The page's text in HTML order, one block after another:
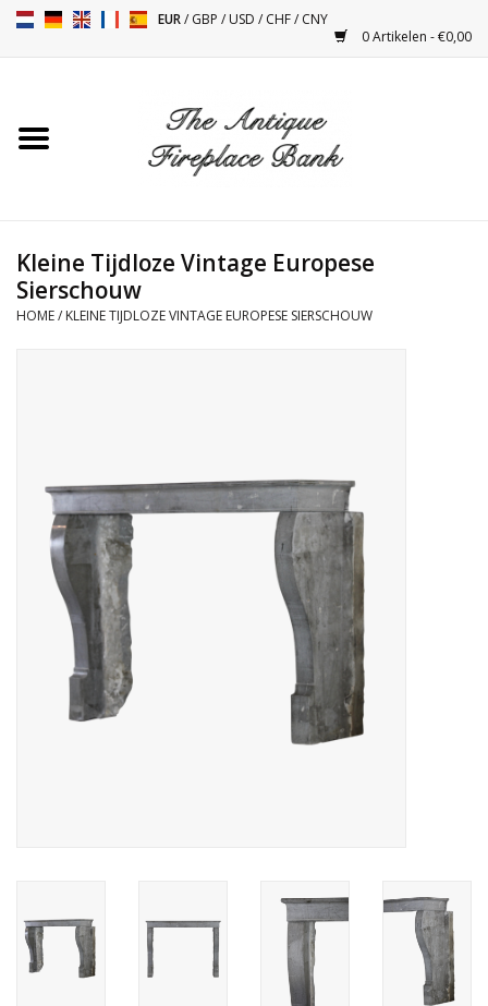
EUR/GBP /USD /CHF/CNY
0 Artikelen - €0,00
Toebehoren
Kacheltjes
Decoratieve Outdoor
Objecten
Vloeren - Steen, Terra Cotta
& Marmer
Login
Kleine Tijdloze Vintage Europese
Sierschouw
HOME/ KLEINE TIJDLOZE VINTAGE EUROPESE SIERSCHOUW